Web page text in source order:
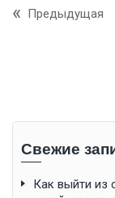
Предыдущая
Свежие
Как выйти из